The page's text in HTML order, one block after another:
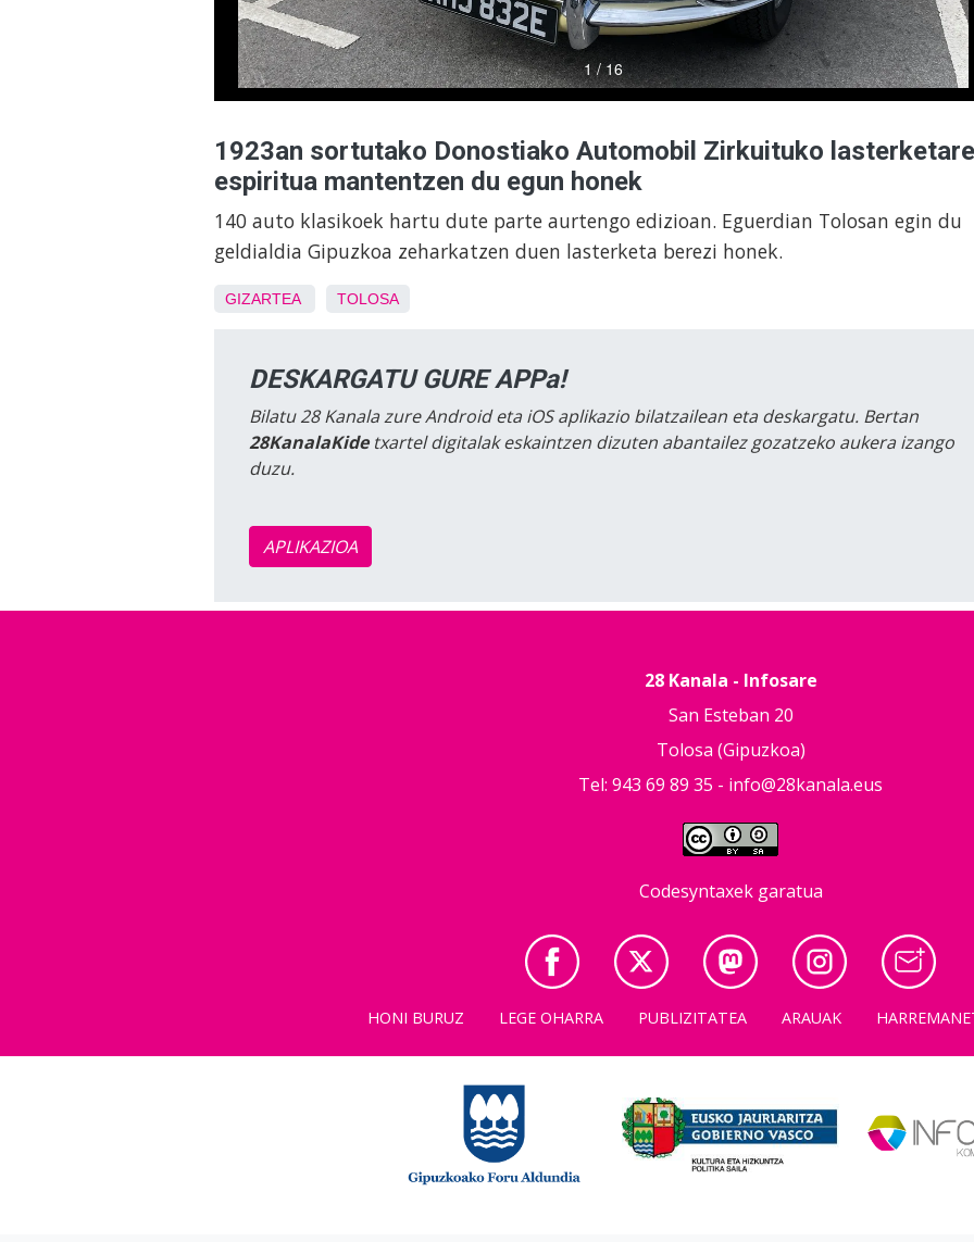
1923an sortutako Donostiako Automobil Zirkuituko
espiritua mantentzen du egun honek
140 auto klasikoek hartu dute parte aurtengo edizioan. Eguerdian Tolosan egin du
geldialdia Gipuzkoa zeharkatzen duen lasterketa berezi honek.
GIZARTEA TOLOSA
DESKARGATU GURE APPa!
Bilatu 28 Kanala zure Android eta iOS aplikazio bilatzailean eta deskargatu. Bertan
28KanalaKidetxartel digitalak eskaintzen dizuten abantailez gozatzeko aukera izango
duzu.
APLIKAZIOA
28 Kanala - Infosare
San Esteban 20
Tolosa (Gipuzkoa)
Tel: 943 69 89 35 - info@28kanala.eus
Codesyntaxek garatua
HONI BURUZ LEGE OHARRA PUBLIZITATEA ARAUAK